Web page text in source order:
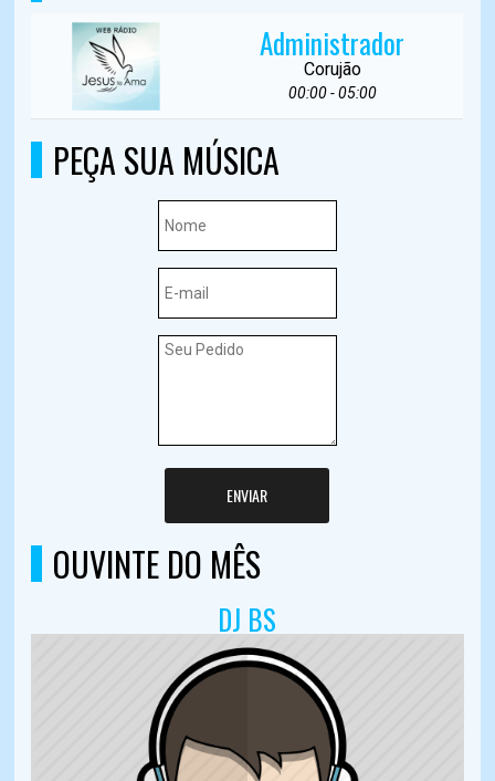
Administrador
Corujão
00:00 - 05:00
PEÇA SUA MÚSICA
ENVIAR
OUVINTE DO MÊS
DJ BS